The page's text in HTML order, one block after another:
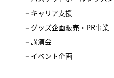
キャリア支援
グッズ企画販売・PR事業
講演会
イベント企画